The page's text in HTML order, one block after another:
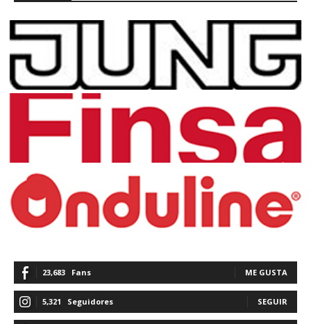
23,683 Fans ME GUSTA
5,321 Seguidores SEGUIR